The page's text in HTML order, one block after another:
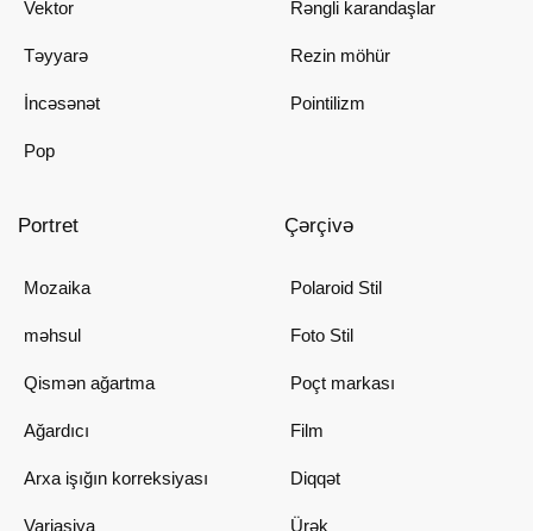
Vektor
Təyyarə
İncəsənət
Pop
Rəngli karandaşlar
Rezin möhür
Pointilizm
Portret
Mozaika
məhsul
Qismən ağartma
Ağardıcı
Arxa işığın korreksiyası
Variasiya
Çərçivə
Polaroid Stil
Foto Stil
Poçt markası
Film
Diqqət
Ürək